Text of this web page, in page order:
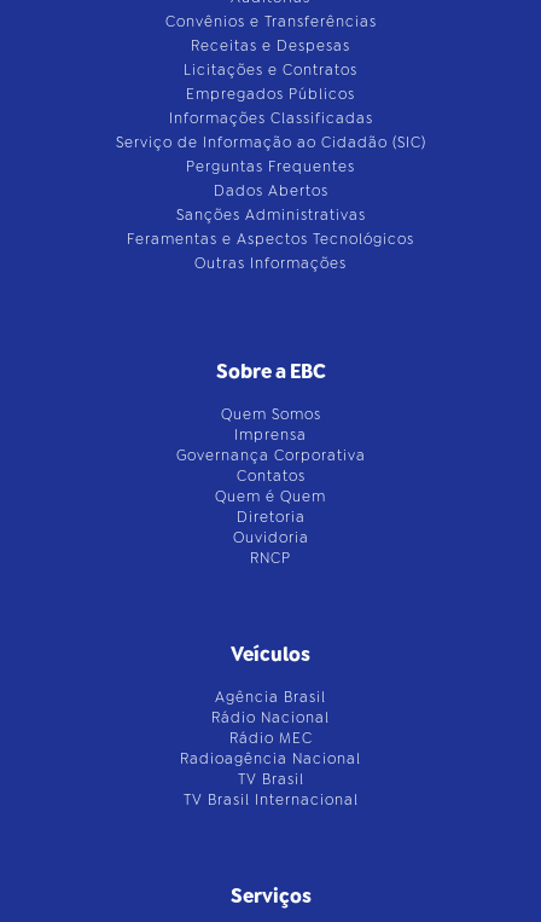
Convênios e Transferências
Receitas e Despesas
Licitações e Contratos
Empregados Públicos
Informações Classificadas
Serviço de Informação ao Cidadão (SIC)
Perguntas Frequentes
Dados Abertos
Sanções Administrativas
Feramentas e Aspectos Tecnológicos
Outras Informações
Sobre a EBC
Quem Somos
Imprensa
Governança Corporativa
Contatos
Quem é Quem
Diretoria
Ouvidoria
RNCP
Veículos
Agência Brasil
Rádio Nacional
Rádio MEC
Radioagência Nacional
TV Brasil
TV Brasil Internacional
Serviços